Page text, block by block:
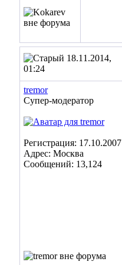
18.11.2014,
01:24
tremor
Супер-модератор
Регистрация: 17.10.2007
Адрес: Москва
Сообщений: 13,124